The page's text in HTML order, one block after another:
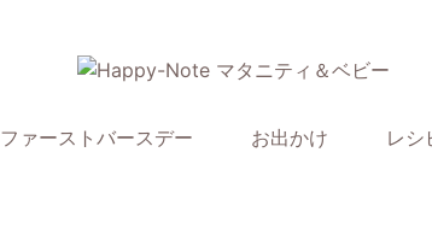
ファーストバースデー お出かけ レシ